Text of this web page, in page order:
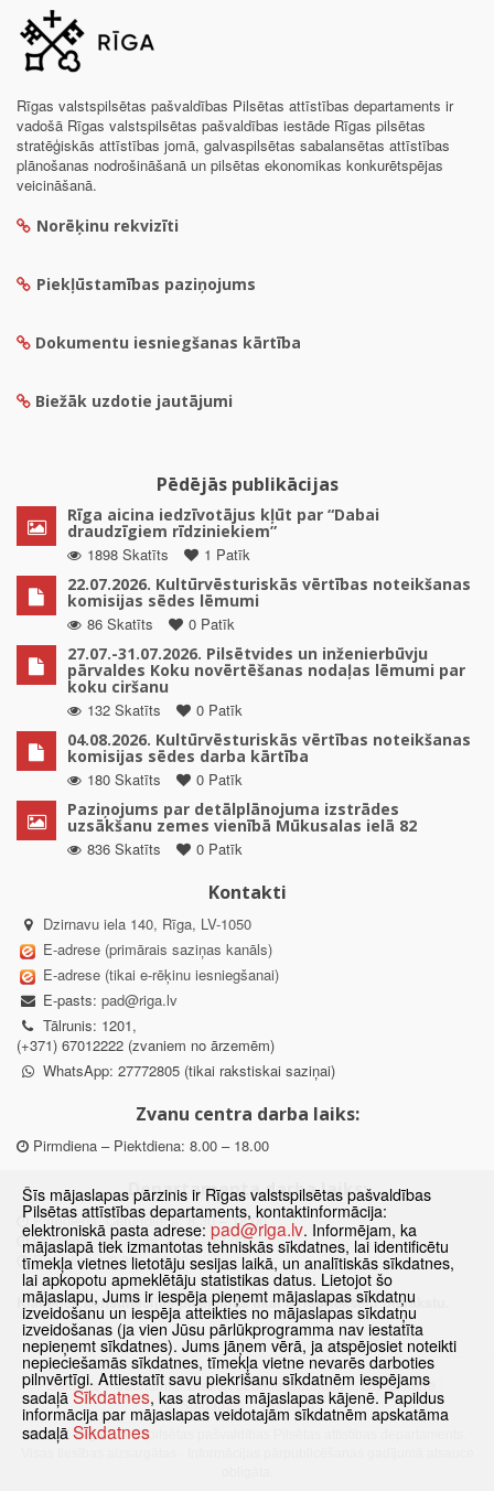
Rīgas valstspilsētas pašvaldības Pilsētas attīstības departaments ir
vadošā Rīgas valstspilsētas pašvaldības iestāde Rīgas pilsētas
stratēģiskās attīstības jomā, galvaspilsētas sabalansētas attīstības
plānošanas nodrošināšanā un pilsētas ekonomikas konkurētspējas
veicināšanā.
Norēķinu rekvizīti
Piekļūstamības paziņojums
Dokumentu iesniegšanas kārtība
Biežāk uzdotie jautājumi
Pēdējās publikācijas
Rīga aicina iedzīvotājus kļūt par “Dabai
draudzīgiem rīdziniekiem”
1898 Skatīts
1 Patīk
22.07.2026. Kultūrvēsturiskās vērtības noteikšanas
komisijas sēdes lēmumi
86 Skatīts
0 Patīk
27.07.-31.07.2026. Pilsētvides un inženierbūvju
pārvaldes Koku novērtēšanas nodaļas lēmumi par
koku ciršanu
132 Skatīts
0 Patīk
04.08.2026. Kultūrvēsturiskās vērtības noteikšanas
komisijas sēdes darba kārtība
180 Skatīts
0 Patīk
Paziņojums par detālplānojuma izstrādes
uzsākšanu zemes vienībā Mūkusalas ielā 82
836 Skatīts
0 Patīk
Kontakti
Dzirnavu iela 140, Rīga, LV-1050
E-adrese (primārais saziņas kanāls)
E-adrese (tikai e-rēķinu iesniegšanai)
E-pasts: pad@riga.lv
Tālrunis: 1201,
(+371) 67012222 (zvaniem no ārzemēm)
WhatsApp: 27772805 (tikai rakstiskai saziņai)
Zvanu centra darba laiks:
Pirmdiena – Piektdiena: 8.00 – 18.00
Departamenta darba laiks:
Pirmdiena, Ceturtdiena: 8.30 – 18.00
Otrdiena, Trešdiena: 8.30 – 17.00
Piektdiena: 8.30 – 15.00
Klātienes konsultācijas pieejamas tikai ar iepriekšēju pierakstu.
Sākums Jaunumi Biežāk uzdotie jautājumi
Lapas karte
Sīkdatnes
Kontakti
© 2021 Rīgas valstspilsētas pašvaldības Pilsētas attīstības departaments.
Šīs mājaslapas pārzinis ir Rīgas valstspilsētas pašvaldības
Pilsētas attīstības departaments, kontaktinformācija:
elektroniskā pasta adrese: pad@riga.lv. Informējam, ka
mājaslapā tiek izmantotas tehniskās sīkdatnes, lai identificētu
tīmekļa vietnes lietotāju sesijas laikā, un analītiskās sīkdatnes,
lai apkopotu apmeklētāju statistikas datus. Lietojot šo
mājaslapu, Jums ir iespēja pieņemt mājaslapas sīkdatņu
izveidošanu un iespēja atteikties no mājaslapas sīkdatņu
izveidošanas (ja vien Jūsu pārlūkprogramma nav iestatīta
nepieņemt sīkdatnes). Jums jāņem vērā, ja atspējosiet noteikti
nepieciešamās sīkdatnes, tīmekļa vietne nevarēs darboties
pilnvērtīgi. Attiestatīt savu piekrišanu sīkdatnēm iespējams
sadaļā Sīkdatnes, kas atrodas mājaslapas kājenē. Papildus
informācija par mājaslapas veidotajām sīkdatnēm apskatāma
sadaļā Sīkdatnes